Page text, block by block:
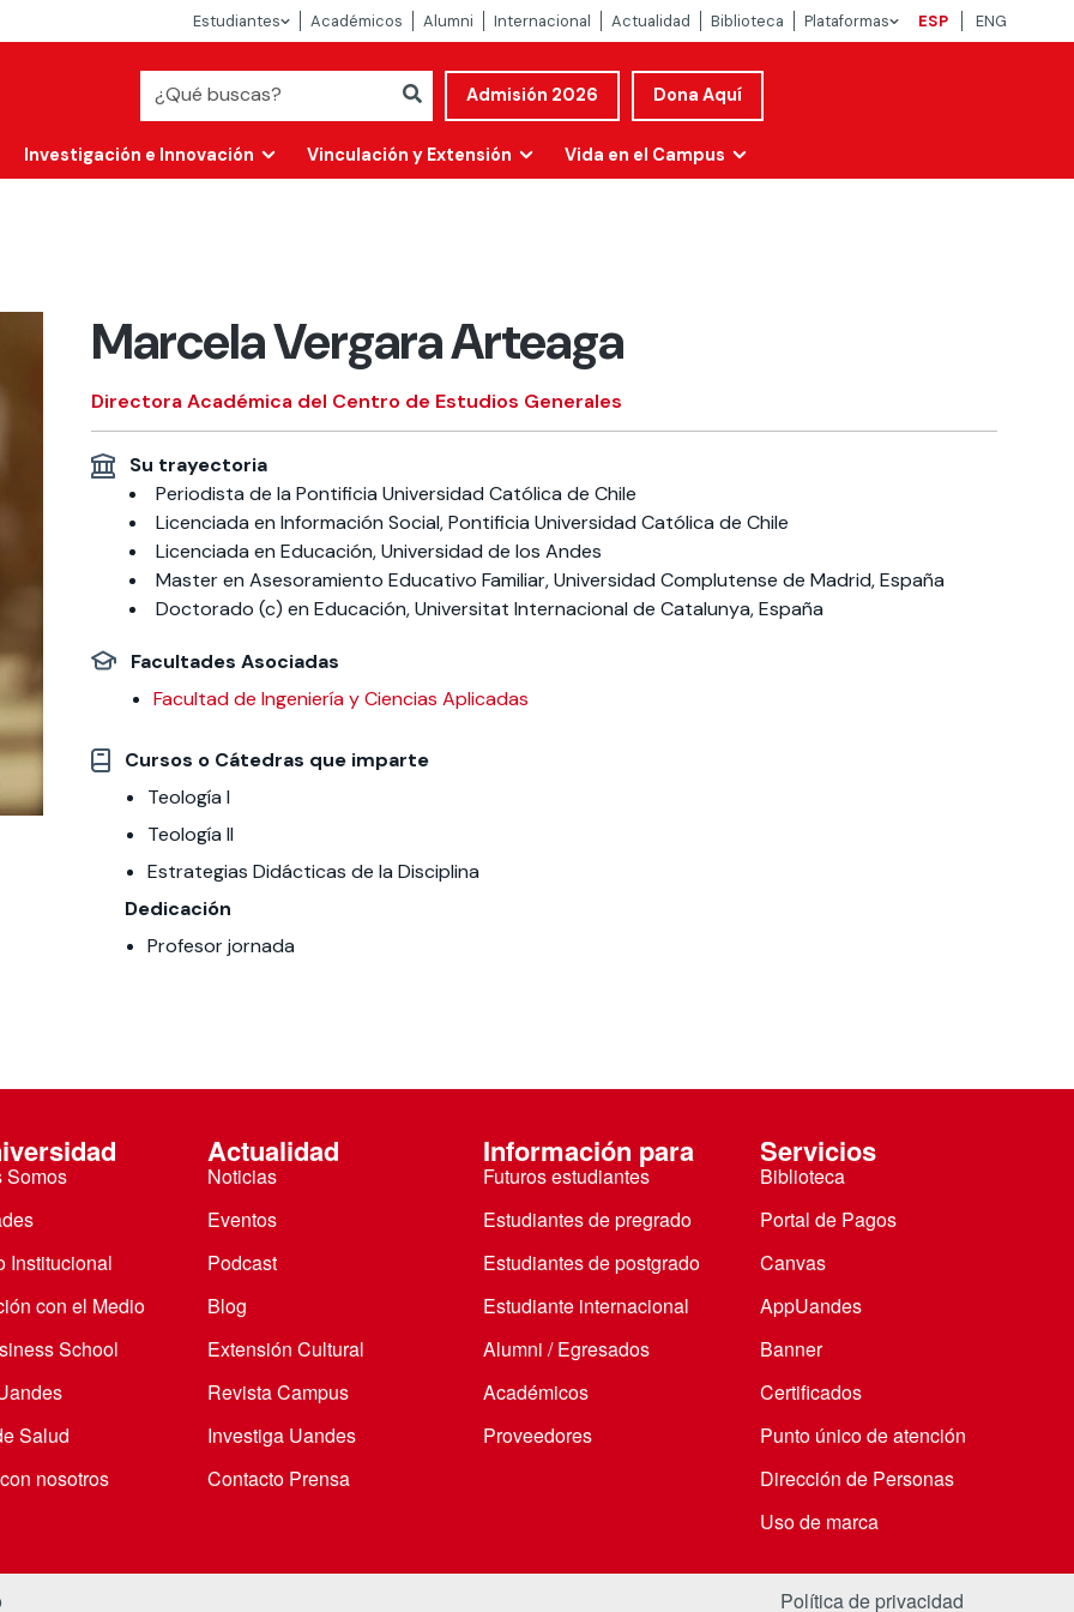
Estudiantes Académicos Alumni Internacional Actualidad Biblioteca Plataformas ESP ENG
Admisión 2026 Dona Aquí
Investigación e Innovación Vinculación y Extensión Vida en el Campus
Marcela Vergara Arteaga
Directora Académica del Centro de Estudios Generales
Su trayectoria
Periodista de la Pontificia Universidad Católica de Chile
Licenciada en Información Social, Pontificia Universidad Católica de Chile
Licenciada en Educación, Universidad de los Andes
Master en Asesoramiento Educativo Familiar, Universidad Complutense de Madrid, España
Doctorado (c) en Educación, Universitat Internacional de Catalunya, España
Facultades Asociadas
Facultad de Ingeniería y Ciencias Aplicadas
Cursos o Cátedras que imparte
Teología I
Teología II
Estrategias Didácticas de la Disciplina
Dedicación
Profesor jornada
Somos
Institucional
con el Medio
School
Salud
nosotros
Actualidad
Noticias
Eventos
Podcast
Blog
Extensión Cultural
Revista Campus
Investiga Uandes
Contacto Prensa
Información para
Futuros estudiantes
Estudiantes de pregrado
Estudiantes de postgrado
Estudiante internacional
Alumni / Egresados
Académicos
Proveedores
Servicios
Biblioteca
Portal de Pagos
Canvas
AppUandes
Banner
Certificados
Punto único de atención
Dirección de Personas
Uso de marca
Política de privacidad